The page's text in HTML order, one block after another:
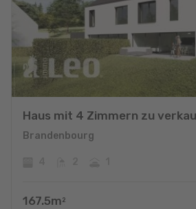
Haus mit 4 Zimmern zu
Brandenbourg
167.5m 2